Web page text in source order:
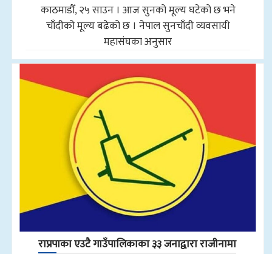
काठमाडौँ, २५ साउन । आज सुनको मूल्य घटेको छ भने
चाँदीको मूल्य बढेको छ । नेपाल सुनचाँदी व्यवसायी
महासंघका अनुसार
राप्रपाका एउटै गाउँपालिकाका ३३ जनाद्वारा राजीनामा